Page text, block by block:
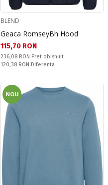
BLEND
Geaca RomseyBh Hood
Текуща цена:
115,70 RON
Pret obisnuit:
236,08 RON Pret obisnuit
Спестявате:
120,38 RON Diferenta
NOU